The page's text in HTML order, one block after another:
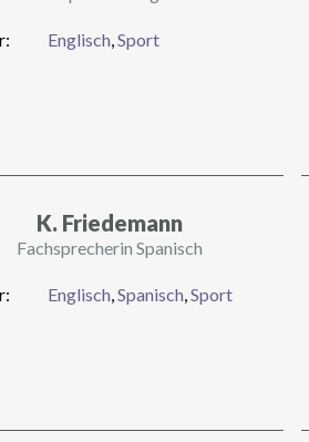
Englisch,Sport
K. Friedemann
Fachsprecherin Spanisch
Englisch,Spanisch,Sport